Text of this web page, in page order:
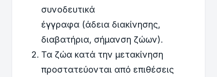
συνοδευτικά
έγγραφα (άδεια διακίνησης,
διαβατήρια, σήμανση ζώων).
Τα ζώα κατά την μετακίνηση
προστατεύονται από επιθέσεις